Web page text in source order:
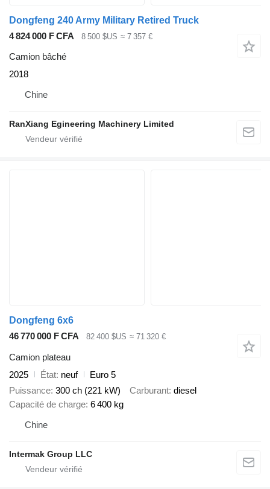
Dongfeng 240 Army Military Retired Truck
4 824 000 F CFA
8 500 $US ≈ 7 357 €
Camion bâché
2018
Chine
RanXiang Egineering Machinery Limited
Dongfeng 6x6
46 770 000 F CFA
82 400 $US ≈ 71 320 €
Camion plateau
2025
État neuf
Euro 5
Puissance 300 ch (221 kW) Carburant diesel
Capacité de charge 6 400 kg
Chine
Intermak Group LLC